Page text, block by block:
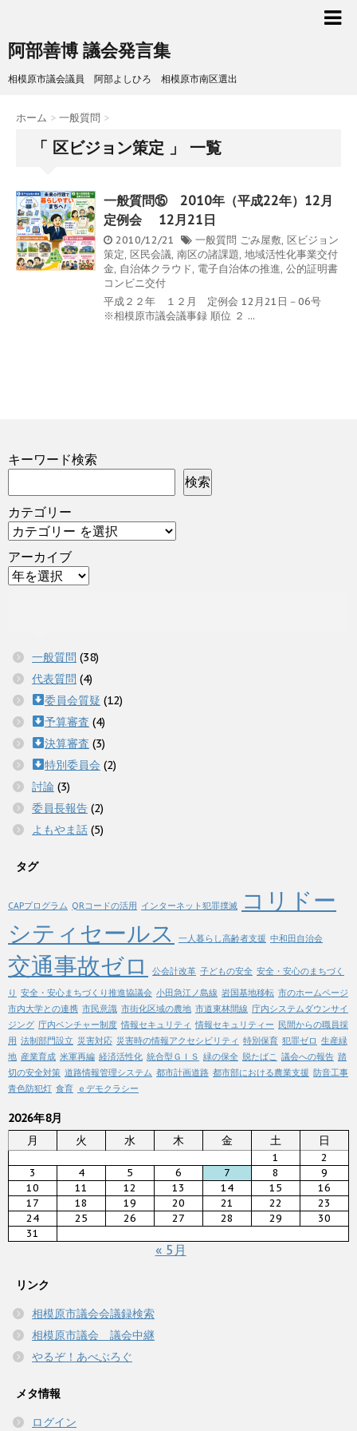
阿部善博 議会発言集
相模原市議会議員 阿部よしひろ 相模原市南区選出
ホーム > 一般質問 >
「 区ビジョン策定 」 一覧
一般質問⑮ 2010年（平成22年）12月
定例会 12月21日
2010/12/21 一般質問 ごみ屋敷, 区ビジョン
策定, 区民会議, 南区の諸課題, 地域活性化事業交付
金, 自治体クラウド, 電子自治体の推進, 公的証明書
コンビニ交付
平成２２年 １２月 定例会 12月21日－06号
※相模原市議会議事録 順位 ２ ...
キーワード検索
検索
カテゴリー
アーカイブ
一般質問 (38)
代表質問 (4)
委員会質疑 (12)
予算審査 (4)
決算審査 (3)
特別委員会 (2)
討論 (3)
委員長報告 (2)
よもやま話 (5)
タグ
CAPプログラム QRコードの活用 インターネット犯罪撲滅
コリドー
シティセールス
一人暮らし高齢者支援 中和田自治会
交通事故ゼロ 公会計改革 子どもの安全 安全・安心のまちづく
り 安全・安心まちづくり推進協議会 小田急江ノ島線 岩国基地移転 市のホームページ
市内大学との連携 市民意識 市街化区域の農地 市道東林間線 庁内システムダウンサイ
ジング 庁内ベンチャー制度 情報セキュリティ 情報セキュリティー 民間からの職員採
用 法制部門設立 災害対応 災害時の情報アクセシビリティ 特別保育 犯罪ゼロ 生産緑
地 産業育成 米軍再編 経済活性化 統合型ＧＩＳ 緑の保全 脱たばこ 議会への報告 踏
切の安全対策 道路情報管理システム 都市計画道路 都市部における農業支援 防音工事
青色防犯灯 食育 ｅデモクラシー
2026年8月
月
火 水 木 金 土 日
1
2
3
4 5 6 7 8
9
10
11 12 13 14 15
16
17
18 19 20 21 22
23
24
25 26 27 28 29
30
31
« 5月
リンク
相模原市議会会議録検索
相模原市議会 議会中継
やるぞ！あべぶろぐ
メタ情報
ログイン